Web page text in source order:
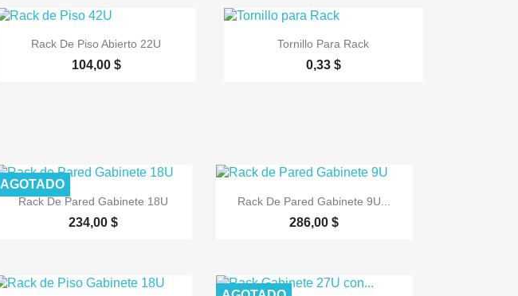
 Vista rápida
Rack De Piso Abierto 22U
104,00 $
 Vista rápida
Tornillo Para Rack
0,33 $
 Vista rápida
Rack De Pared Gabinete 18U
234,00 $
AGOTADO
 Vista rápida
Rack De Pared Gabinete 9U...
286,00 $